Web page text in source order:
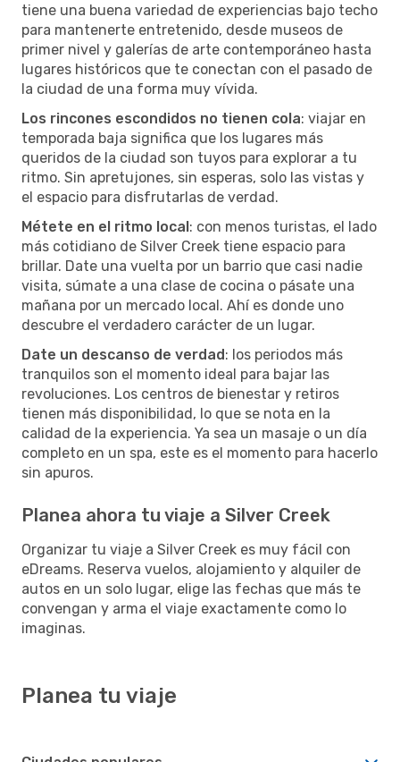
tiene una buena variedad de experiencias bajo techo
para mantenerte entretenido, desde museos de
primer nivel y galerías de arte contemporáneo hasta
lugares históricos que te conectan con el pasado de
la ciudad de una forma muy vívida.
Los rincones escondidos no tienen cola: viajar en
temporada baja significa que los lugares más
queridos de la ciudad son tuyos para explorar a tu
ritmo. Sin apretujones, sin esperas, solo las vistas y
el espacio para disfrutarlas de verdad.
Métete en el ritmo local: con menos turistas, el lado
más cotidiano de Silver Creek tiene espacio para
brillar. Date una vuelta por un barrio que casi nadie
visita, súmate a una clase de cocina o pásate una
mañana por un mercado local. Ahí es donde uno
descubre el verdadero carácter de un lugar.
Date un descanso de verdad: los periodos más
tranquilos son el momento ideal para bajar las
revoluciones. Los centros de bienestar y retiros
tienen más disponibilidad, lo que se nota en la
calidad de la experiencia. Ya sea un masaje o un día
completo en un spa, este es el momento para hacerlo
sin apuros.
Planea ahora tu viaje a Silver Creek
Organizar tu viaje a Silver Creek es muy fácil con
eDreams. Reserva vuelos, alojamiento y alquiler de
autos en un solo lugar, elige las fechas que más te
convengan y arma el viaje exactamente como lo
imaginas.
Planea tu viaje